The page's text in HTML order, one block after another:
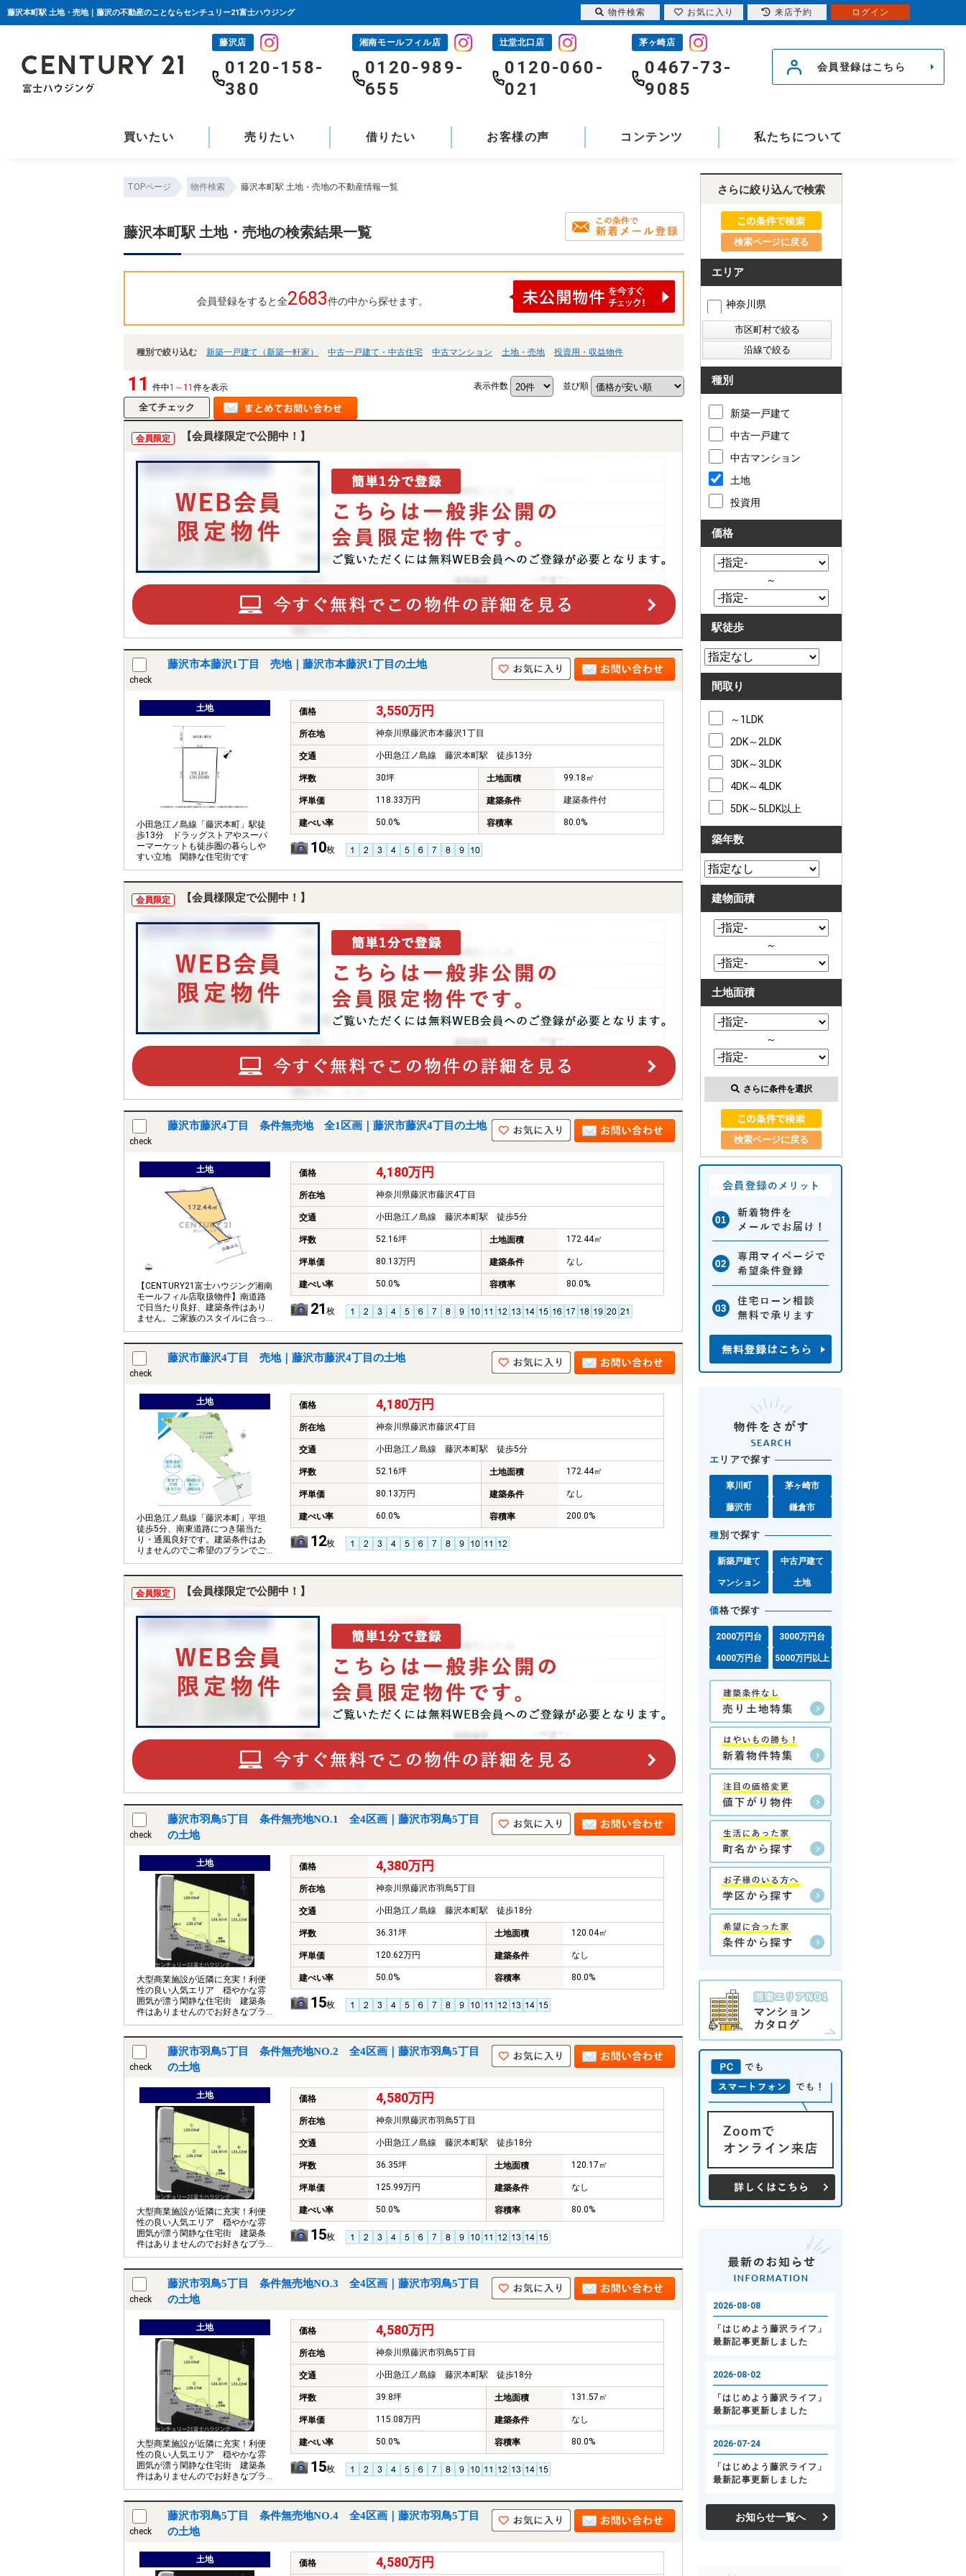
藤沢本町駅 土地・売地｜藤沢の不動産のことならセンチュリー21富士ハウジング
藤沢店
0120-158-
380
湘南モールフィル店
0120-989-
655
辻堂北口店
0120-060-
021
茅ヶ崎店
0467-73-
9085
会員登録はこちら
買いたい 売りたい 借りたい お客様の声 コンテンツ 私たちについて
TOPページ 物件検索 藤沢本町駅 土地・売地の不動産情報一覧
藤沢本町駅 土地・売地の検索結果一覧
会員登録をすると全2683件の中から探せます。
種別で絞り込む 新築一戸建て（新築一軒家） 中古一戸建て・中古住宅 中古マンション 土地・売地 投資用・収益物件
11 件中1～11 件を表示 表示件数 並び順
会員限定 【会員様限定で公開中！】
check
藤沢市本藤沢1丁目 売地｜藤沢市本藤沢1丁目の土地
土地
小田急江ノ島線「藤沢本町」駅徒
歩13分 ドラッグストアやスーパ
ーマーケットも徒歩圏の暮らしや
すい立地 閑静な住宅街です
価格 3,550万円
所在地 神奈川県藤沢市本藤沢1丁目
交通 小田急江ノ島線 藤沢本町駅 徒歩13分
坪数 30坪 土地面積 99.18㎡
坪単価 118.33万円 建築条件 建築条件付
建ぺい率 50.0% 容積率 80.0%
10枚
会員限定 【会員様限定で公開中！】
check
藤沢市藤沢4丁目 条件無売地 全1区画｜藤沢市藤沢4丁目の土地
土地
【CENTURY21富士ハウジング湘南
モールフィル店取扱物件】南道路
で日当たり良好、建築条件はあり
ません。ご家族のスタイルに合っ
た住まいをご提案します。
価格 4,180万円
所在地 神奈川県藤沢市藤沢4丁目
交通 小田急江ノ島線 藤沢本町駅 徒歩5分
坪数 52.16坪 土地面積 172.44㎡
坪単価 80.13万円 建築条件 なし
建ぺい率 50.0% 容積率 80.0%
21 枚
check
藤沢市藤沢4丁目 売地｜藤沢市藤沢4丁目の土地
土地
小田急江ノ島線「藤沢本町」平坦
徒歩5分、南東道路につき陽当た
り・通風良好です。建築条件はあ
りませんのでご希望のプランでご
検討いただけます。
価格 4,180万円
所在地 神奈川県藤沢市藤沢4丁目
交通 小田急江ノ島線 藤沢本町駅 徒歩5分
坪数 52.16坪 土地面積 172.44㎡
坪単価 80.13万円 建築条件 なし
建ぺい率 60.0% 容積率 200.0%
12枚
会員限定 【会員様限定で公開中！】
check
藤沢市羽鳥5丁目 条件無売地NO.1 全4区画｜藤沢市羽鳥5丁目
の土地
土地
大型商業施設が近隣に充実！利便
性の良い人気エリア 穏やかな雰
囲気が漂う閑静な住宅街 建築条
件はありませんのでお好きなプラ
ン、間取で理想のお家をご建築く
価格 4,380万円
所在地 神奈川県藤沢市羽鳥5丁目
交通 小田急江ノ島線 藤沢本町駅 徒歩18分
坪数 36.31坪 土地面積 120.04㎡
坪単価 120.62万円 建築条件 なし
建ぺい率 50.0% 容積率 80.0%
15枚
check
藤沢市羽鳥5丁目 条件無売地NO.2 全4区画｜藤沢市羽鳥5丁目
の土地
土地
大型商業施設が近隣に充実！利便
性の良い人気エリア 穏やかな雰
囲気が漂う閑静な住宅街 建築条
件はありませんのでお好きなプラ
ン、間取で理想のお家をご建築く
価格 4,580万円
所在地 神奈川県藤沢市羽鳥5丁目
交通 小田急江ノ島線 藤沢本町駅 徒歩18分
坪数 36.35坪 土地面積 120.17㎡
坪単価 125.99万円 建築条件 なし
建ぺい率 50.0% 容積率 80.0%
15枚
check
藤沢市羽鳥5丁目 条件無売地NO.3 全4区画｜藤沢市羽鳥5丁目
の土地
土地
大型商業施設が近隣に充実！利便
性の良い人気エリア 穏やかな雰
囲気が漂う閑静な住宅街 建築条
件はありませんのでお好きなプラ
ン、間取で理想のお家をご建築く
価格 4,580万円
所在地 神奈川県藤沢市羽鳥5丁目
交通 小田急江ノ島線 藤沢本町駅 徒歩18分
坪数 39.8坪 土地面積 131.57㎡
坪単価 115.08万円 建築条件 なし
建ぺい率 50.0% 容積率 80.0%
15枚
check
藤沢市羽鳥5丁目 条件無売地NO.4 全4区画｜藤沢市羽鳥5丁目
の土地
土地 価格 4,580万円
さらに絞り込んで検索
検索ページに戻る
エリア
神奈川県
種別
新築一戸建て
中古一戸建て
中古マンション
土地
投資用
価格
～
駅徒歩
間取り
～1LDK
2DK～2LDK
3DK～3LDK
4DK～4LDK
5DK～5LDK以上
築年数
建物面積
～
土地面積
～
さらに条件を選択
検索ページに戻る
エ リアで探す
寒川町 茅ヶ崎市
藤沢市 鎌倉市
種別で探す
新築戸建て 中古戸建て
マンション 土地
価格で探す
2000万円台 3000万円台
4000万円台 5000万円以上
お知らせ一覧へ
物件検索 お気に入り 来店予約 ログイン